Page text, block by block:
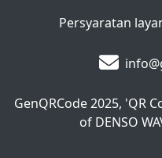
Persyaratan
GenQRCode2025, 'QR
of DENSO